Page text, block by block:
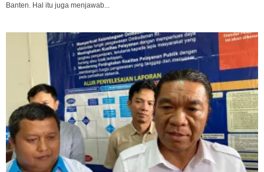
Banten. Hal itu juga menjawab...